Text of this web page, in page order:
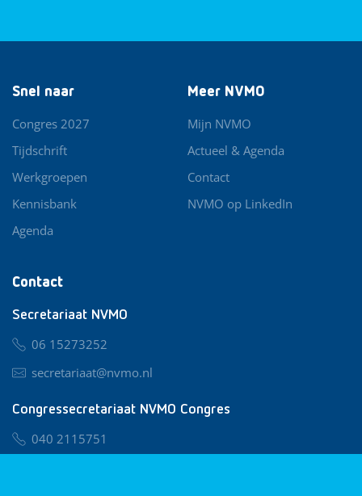
Contact
Secretariaat NVMO
06 15273252
secretariaat@nvmo.nl
Congressecretariaat NVMO Congres
040 2115751
Snel naar
Congres 2027
Tijdschrift
Werkgroepen
Kennisbank
Agenda
Meer NVMO
Mijn NVMO
Actueel & Agenda
Contact
NVMO op LinkedIn